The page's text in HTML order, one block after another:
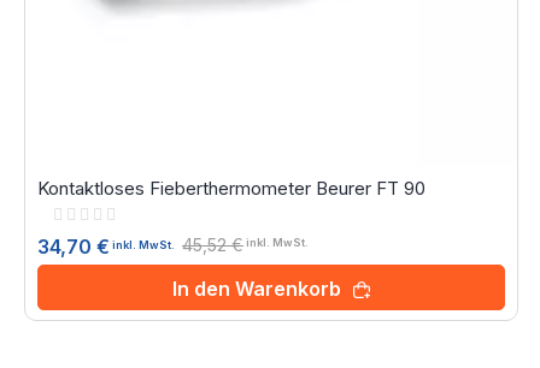
Kontaktloses Fieberthermometer Beurer FT 90
Rating:
34,70 € inkl. MwSt. 45,52 €inkl. MwSt.
In den Warenkorb